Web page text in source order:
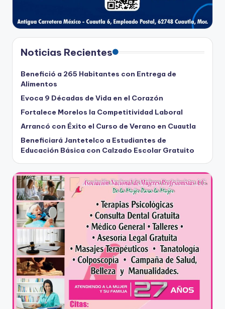
Noticias Recientes
Benefició a 265 Habitantes con Entrega de
Alimentos
Evoca 9 Décadas de Vida en el Corazón
Fortalece Morelos la Competitividad Laboral
Arrancó con Éxito el Curso de Verano en Cuautla
Beneficiará Jantetelco a Estudiantes de
Educación Básica con Calzado Escolar Gratuito